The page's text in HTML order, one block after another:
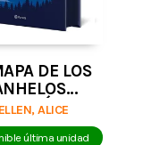
DE LOS
ALICE
última unidad